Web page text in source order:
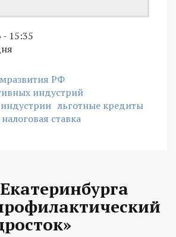
15:35
РФ
индустрий
льготные кредиты
ставка